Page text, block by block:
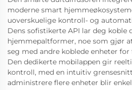
moderne smart
uoverskuelige kontroll- og
Dens sofistikerte API lar deg
hjemmepaltformer, noe som gjør
seg med andre koblede enheter
Den dedikerte mobilappen gir
kontroll, med en intuitiv
administrere flere enheter blir